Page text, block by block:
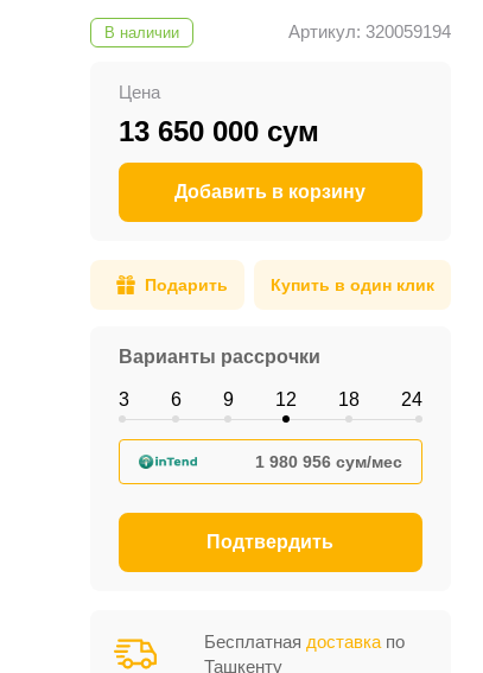
В наличии Артикул: 320059194
Цена
13 650 000 сум
Добавить в корзину
Подарить Купить в один клик
Варианты рассрочки
3 6 9 12 18 24
1 980 956 сум/мес
Подтвердить
Бесплатная доставкапо
Ташкенту